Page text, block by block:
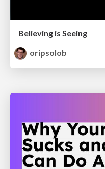
Believing is Seeing
oripsolob